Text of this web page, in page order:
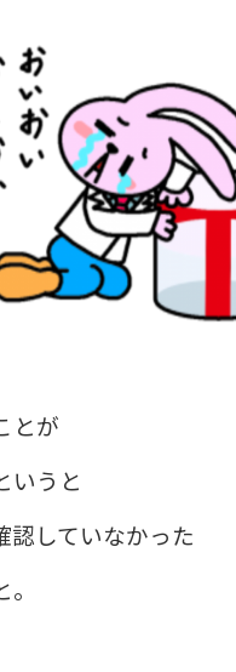
とが
いうと
認していなかった